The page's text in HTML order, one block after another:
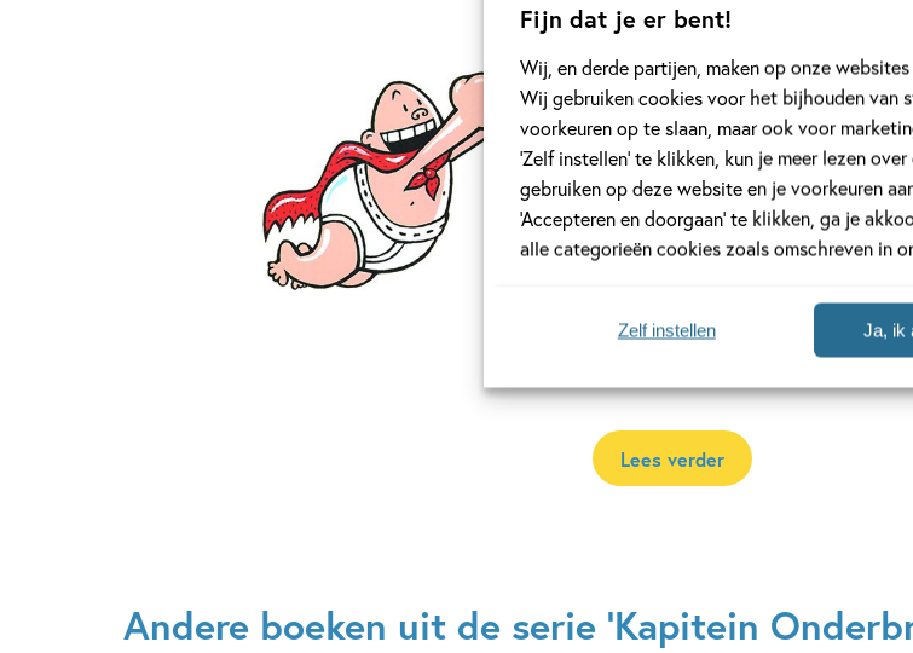
Fijn dat je er bent!
Wij, en derde partijen, maken op onze
Wij gebruiken cookies voor het bijhouden van
voorkeuren op te slaan, maar ook voor
‘Zelf instellen’ te klikken, kun je meer lezen
gebruiken op deze website en je voorkeuren
‘Accepteren en doorgaan’ te klikken, ga je
alle categorieën cookies zoals omschreven in
Ja, ik
Zelf instellen
Kapitein Onderbroek
Kapitein
Kapitein Onderbroekis een graphic
boeken gaan over Sjors en Harold,
uithalen. Hierdoor belanden ze altijd
serie is onder andere bekend van de
zijn
van de populaire boeken over
Dog Man
avonturen van Kapitein Onderbroek .
Lees verder
Andere boeken uit de serie 'Kapitein